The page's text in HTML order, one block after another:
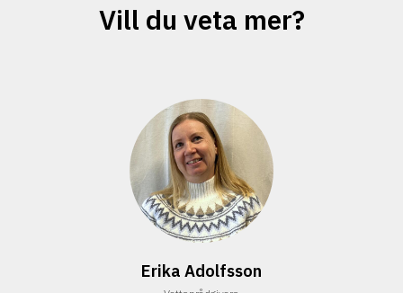
Vill du veta mer?
Erika Adolfsson